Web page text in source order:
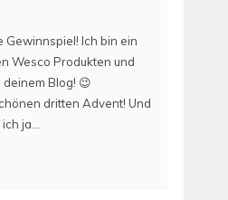
Gewinnspiel! Ich bin ein
Wesco Produkten und
Blog! 😉
dritten Advent! Und
ja…